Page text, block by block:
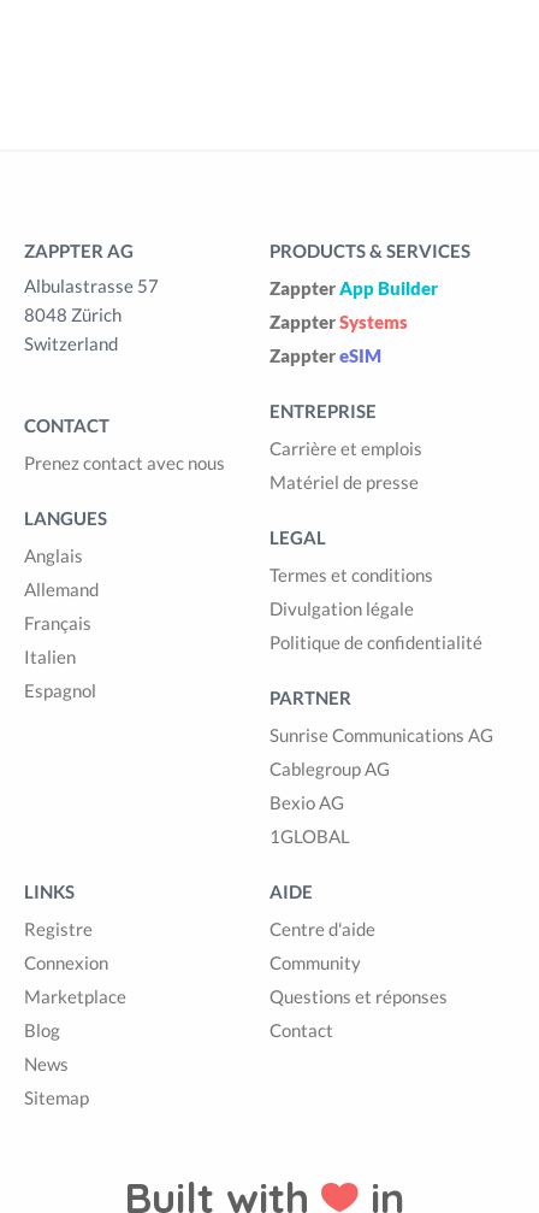
ZAPPTER AG
Albulastrasse 57
8048 Zürich
Switzerland
CONTACT
Prenez contact avec nous
LANGUES
Anglais
Allemand
Français
Italien
Espagnol
PRODUCTS & SERVICES
ZappterApp Builder
ZappterSystems
ZapptereSIM
ENTREPRISE
Carrière et emplois
Matériel de presse
LEGAL
Termes et conditions
Divulgation légale
Politique de confidentialité
PARTNER
Sunrise Communications AG
Cablegroup AG
Bexio AG
1GLOBAL
LINKS
Registre
Connexion
Marketplace
Blog
News
Sitemap
AIDE
Centre d'aide
Community
Questions et réponses
Contact
Built with in